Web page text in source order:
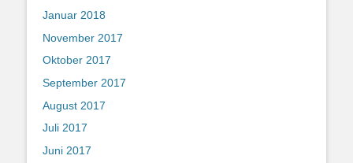
Januar 2018
November 2017
Oktober 2017
September 2017
August 2017
Juli 2017
Juni 2017